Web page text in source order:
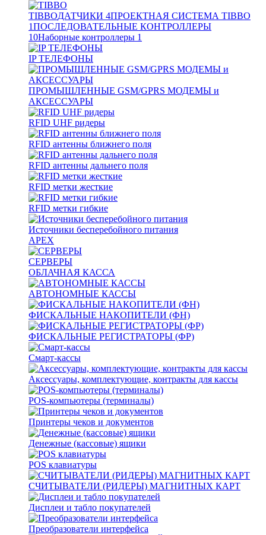
TIBBOДАТЧИКИ 4ПРОЕКТНАЯ СИСТЕМА TIBBO
1ПОСЛЕДОВАТЕЛЬНЫЕ КОНТРОЛЛЕРЫ
10Наборные контроллеры 1
IP ТЕЛЕФОНЫ
ПРОМЫШЛЕННЫЕ GSM/GPRS МОДЕМЫ и
АКСЕССУАРЫ
RFID UHF ридеры
RFID антенны ближнего поля
RFID антенны дальнего поля
RFID метки жесткие
RFID метки гибкие
Источники бесперебойного питания
APEX
СЕРВЕРЫ
ОБЛАЧНАЯ КАССА
АВТОНОМНЫЕ КАССЫ
ФИСКАЛЬНЫЕ НАКОПИТЕЛИ (ФН)
ФИСКАЛЬНЫЕ РЕГИСТРАТОРЫ (ФР)
Смарт-кассы
Аксессуары, комплектующие, контракты для кассы
POS-компьютеры (терминалы)
Принтеры чеков и документов
Денежные (кассовые) ящики
POS клавиатуры
СЧИТЫВАТЕЛИ (РИДЕРЫ) МАГНИТНЫХ КАРТ
Дисплеи и табло покупателей
Преобразователи интерфейса